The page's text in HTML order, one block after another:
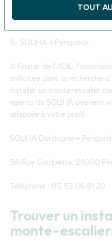
TOUT
Téléphone : 05 53 09 89 89
6- SOLIHA à Périgueux
A l’instar de l’ADIL,
sollicitée dans la recherche
installer un monte-escalier
agents du SOLIHA peuvent
adaptée à votre profil.
SOLIHA Dordogne – Périgord
56 Rue Gambetta, 24000
Téléphone : 05 53 06 81 20
Trouver un
monte-